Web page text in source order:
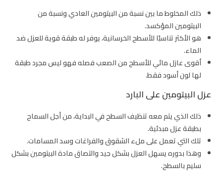
ذلك المخلوط ما بين نسبة من البيتومين العادي ونسبة من
البيتومين المؤكسد.
هو الأكثر تناسبًا للأسطح الخرسانية، يوفر له طبقة قوية للعزل ضد
الماء.
أقوى عازل مائي للأسطح من الصعب فصله فهو ليس مجرد طبقة
لها لون أسود فقط.
عزل البيتومين على البارد
ذلك الذي يتم معه تنظيف السطح في البداية، من أجل السماح
بطبقة عزل مبدئية.
تلك التي تعمل على ملء الشقوق والفراغات وسد المسامات.
وهذا بدوره يسهل العزل بشكل جيد والتصاق مادة البيتومين بشكل
سليم بالسطح.